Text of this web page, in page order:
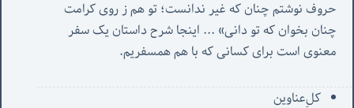
چنان بخوان که تو دانی» ...
معنوی است برای کسانی که با هم همسفریم.
کل‌ِعناوین